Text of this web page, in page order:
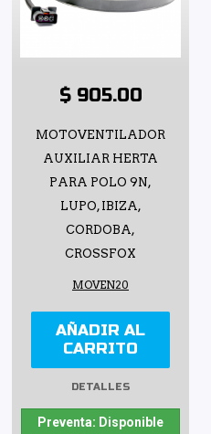
$ 905.00
MOTOVENTILADOR
AUXILIAR HERTA
PARA POLO 9N,
LUPO, IBIZA,
CORDOBA,
CROSSFOX
MOVEN20
AÑADIR AL
CARRITO
DETALLES
Preventa: Disponible